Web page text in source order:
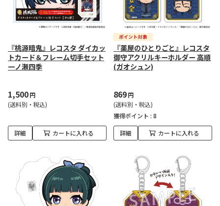
『桃源暗鬼』レコスタ ダイカッ
トカード＆フレーム切手セット
一ノ瀬四季
1,500円
(送料別・税込)
詳細 カートに入れる
『薬屋のひとりごと』レコスタ
御守アクリルキーホルダー 高順
(ガオシュン)
869円
(送料別・税込)
獲得ポイント : 8
詳細 カートに入れる